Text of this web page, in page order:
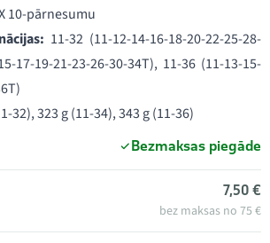
10-pārnesumu
11-32 (11-12-14-16-18-20-22-25-28-
17-19-21-23-26-30-34T), 11-36 (11-13-15-
32), 323 g (11-34), 343 g (11-36)
Bezmaksas piegāde
7,50 €
bez maksas no 75 €